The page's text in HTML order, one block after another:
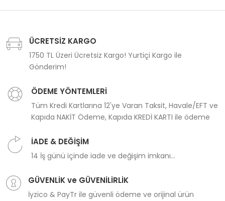
ÜCRETSİZ KARGO
1750 TL Üzeri Ücretsiz Kargo! Yurtiçi Kargo ile
Gönderim!
ÖDEME YÖNTEMLERİ
Tüm Kredi Kartlarına 12'ye Varan Taksit, Havale/EFT ve
Kapıda NAKİT Ödeme, Kapıda KREDİ KARTI ile ödeme
İADE & DEĞİŞİM
14 İş günü içinde iade ve değişim imkanı...
GÜVENLİK ve GÜVENİLİRLİK
İyzico & PayTr ile güvenli ödeme ve orijinal ürün